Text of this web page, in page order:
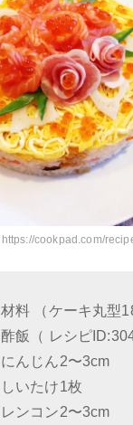
https://cookpad.com/
材料 （ケーキ丸型
酢飯（ レシピ
にんじん2〜3cm
しいたけ1枚
レンコン2〜3cm